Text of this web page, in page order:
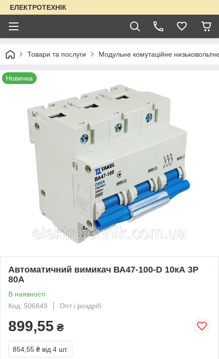
ЕЛЕКТРОТЕХНІК
Товари та послуги Модульне комутаційне
Новинка
Автоматичний вимикач ВА47-100-D 10кА 3Р
80А
В наявності
Код: 506849
Опт і роздріб
899,55 ₴
854,55 ₴ від 4 шт.